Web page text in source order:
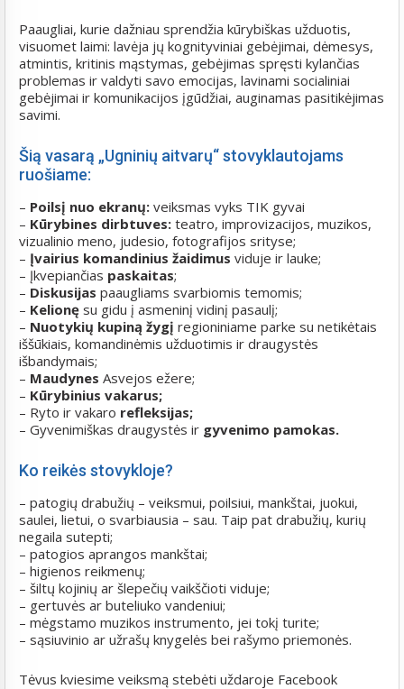
Paaugliai, kurie dažniau sprendžia kūrybiškas užduotis,
visuomet laimi: lavėja jų kognityviniai gebėjimai, dėmesys,
atmintis, kritinis mąstymas, gebėjimas spręsti kylančias
problemas ir valdyti savo emocijas, lavinami socialiniai
gebėjimai ir komunikacijos įgūdžiai, auginamas pasitikėjimas
savimi.
Šią vasarą „Ugninių aitvarų“ stovyklautojams
ruošiame:
– Poilsį nuo ekranų: veiksmas vyks TIK gyvai
– Kūrybines dirbtuves: teatro, improvizacijos, muzikos,
vizualinio meno, judesio, fotografijos srityse;
– Įvairius komandinius žaidimus viduje ir lauke;
– Įkvepiančias paskaitas;
– Diskusijas paaugliams svarbiomis temomis;
– Kelionę su gidu į asmeninį vidinį pasaulį;
– Nuotykių kupiną žygį regioniniame parke su netikėtais
iššūkiais, komandinėmis užduotimis ir draugystės
išbandymais;
– Maudynes Asvejos ežere;
– Kūrybinius vakarus;
– Ryto ir vakaro refleksijas;
– Gyvenimiškas draugystės ir gyvenimo pamokas.
Ko reikės stovykloje?
– patogių drabužių – veiksmui, poilsiui, mankštai, juokui,
saulei, lietui, o svarbiausia – sau. Taip pat drabužių, kurių
negaila sutepti;
– patogios aprangos mankštai;
– higienos reikmenų;
– šiltų kojinių ar šlepečių vaikščioti viduje;
– gertuvės ar buteliuko vandeniui;
– mėgstamo muzikos instrumento, jei tokį turite;
– sąsiuvinio ar užrašų knygelės bei rašymo priemonės.
Tėvus kviesime veiksmą stebėti uždaroje Facebook